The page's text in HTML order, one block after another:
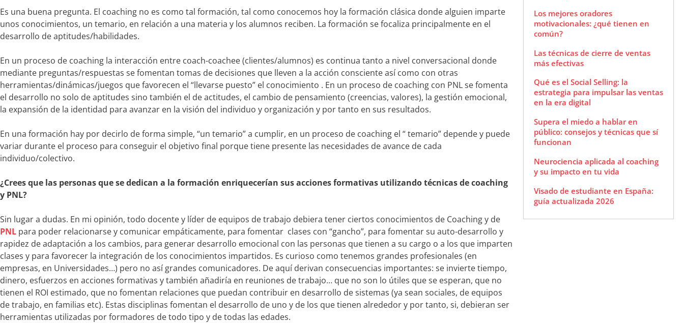
Es una buena pregunta. El coaching no es como tal formación, tal como conocemos hoy la formación clásica donde alguien imparte
unos conocimientos, un temario, en relación a una materia y los alumnos reciben. La formación se focaliza principalmente en el
desarrollo de aptitudes/habilidades.
En un proceso de coaching la interacción entre coach-coachee (clientes/alumnos) es continua tanto a nivel conversacional donde
mediante preguntas/respuestas se fomentan tomas de decisiones que lleven a la acción consciente así como con otras
herramientas/dinámicas/juegos que favorecen el “llevarse puesto” el conocimiento . En un proceso de coaching con PNL se fomenta
el desarrollo no solo de aptitudes sino también el de actitudes, el cambio de pensamiento (creencias, valores), la gestión emocional,
la expansión de la identidad para avanzar en la visión del individuo y organización y por tanto en sus resultados.
En una formación hay por decirlo de forma simple, “un temario” a cumplir, en un proceso de coaching el “ temario” depende y puede
variar durante el proceso para conseguir el objetivo final porque tiene presente las necesidades de avance de cada
individuo/colectivo.
¿Crees que las personas que se dedican a la formación enriquecerían sus acciones formativas utilizando técnicas de coaching
y PNL?
Sin lugar a dudas. En mi opinión, todo docente y líder de equipos de trabajo debiera tener ciertos conocimientos de Coaching y de
PNL para poder relacionarse y comunicar empáticamente, para fomentar clases con “gancho”, para fomentar su auto-desarrollo y
rapidez de adaptación a los cambios, para generar desarrollo emocional con las personas que tienen a su cargo o a los que imparten
clases y para favorecer la integración de los conocimientos impartidos. Es curioso como tenemos grandes profesionales (en
empresas, en Universidades…) pero no así grandes comunicadores. De aquí derivan consecuencias importantes: se invierte tiempo,
dinero, esfuerzos en acciones formativas y también añadiría en reuniones de trabajo… que no son lo útiles que se esperan, que no
tienen el ROI estimado, que no fomentan relaciones que puedan contribuir en desarrollo de sistemas (ya sean sociales, de equipos
de trabajo, en familias etc). Estas disciplinas fomentan el desarrollo de uno y de los que tienen alrededor y por tanto, si, debieran ser
herramientas utilizadas por formadores de todo tipo y de todas las edades.
Los mejores oradores
motivacionales: ¿qué tienen en
común?
Las técnicas de cierre de ventas
más efectivas
Qué es el Social Selling: la
estrategia para impulsar las ventas
en la era digital
Supera el miedo a hablar en
público: consejos y técnicas que sí
funcionan
Neurociencia aplicada al coaching
y su impacto en tu vida
Visado de estudiante en España:
guía actualizada 2026